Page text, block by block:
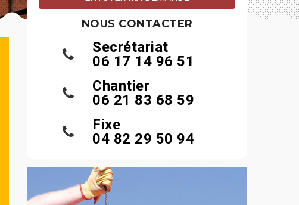
NOUS CONTACTER
Secrétariat
06 17 14 96 51
Chantier
06 21 83 68 59
Fixe
04 82 29 50 94